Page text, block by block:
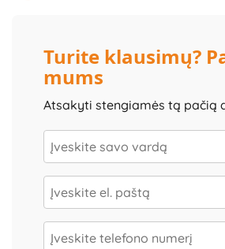
Turite klausimų?
mums
Atsakyti stengiamės tą pačią